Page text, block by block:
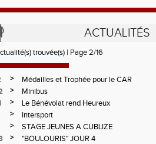
ACTUALITÉS
trouvée(s) | Page 2/16
>
Médailles et Trophée pour le CAR
>
Minibus
>
Le Bénévolat rend Heureux
>
Intersport
>
STAGE JEUNES A CUBLIZE
>
"BOULOURIS" JOUR 4